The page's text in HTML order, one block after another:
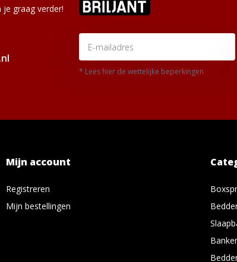
je graag verder!
* Lees hier de wettelijke beperkingen
Mijn account
Registreren
Mijn bestellingen